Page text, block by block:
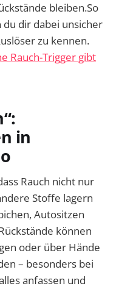
bleiben.So
dir dabei unsicher
zu kennen.
Rauch-Trigger gibt
in
Rauch nicht nur
Stoffe lagern
Autositzen
können
oder über Hände
– besonders bei
anfassen und